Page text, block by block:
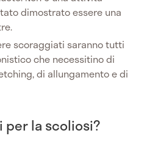
dimostrato essere una
scoraggiati saranno tutti
che necessitino di
di allungamento e di
per la scoliosi?